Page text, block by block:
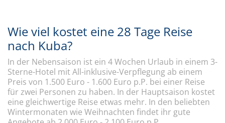
Wie viel kostet eine 28 Tage Reise
nach Kuba?
In der Nebensaison ist ein 4 Wochen Urlaub in einem 3-
Sterne-Hotel mit All-inklusive-Verpflegung ab einem
Preis von 1.500 Euro - 1.600 Euro p.P. bei einer Reise
für zwei Personen zu haben. In der Hauptsaison kostet
eine gleichwertige Reise etwas mehr. In den beliebten
Wintermonaten wie Weihnachten findet ihr gute